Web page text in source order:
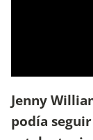
Jenny
podía